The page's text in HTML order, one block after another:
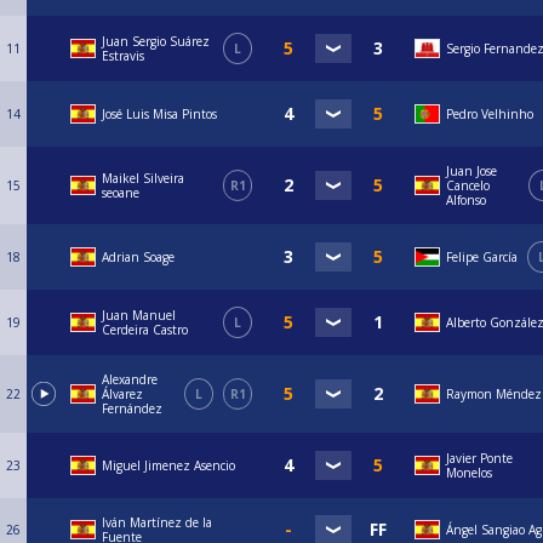
11
Juan Sergio Suárez
Estravis
L Sergio
14 José Luis Misa Pintos Pedro Velhinho
15
Maikel Silveira
seoane
R1
Juan Jose
Cancelo
Alfonso
18 Adrian Soage Felipe García
19
Juan Manuel
Cerdeira Castro
L Alberto
22
Alexandre
Álvarez
Fernández
L R1 Raymon Méndez
23 Miguel Jimenez Asencio
Javier Ponte
Monelos
26
Iván Martínez de la
Fuente
Ángel Sangiao